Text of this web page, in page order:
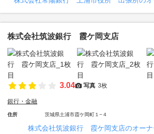
株式会社筑波銀行 霞ケ岡支店
3.04 写真 3枚
銀行・金融
住所 茨城県土浦市霞ケ岡町１−４
株式会社筑波銀行 霞ケ岡支店のオーナ